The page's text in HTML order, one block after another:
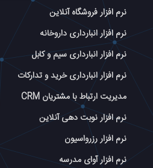
نرم افزار فروشگاه آنلاین
نرم افزار انبارداری داروخانه
نرم افزار انبارداری سیم و کابل
نرم افزار انبارداری خرید و تدارکات
مدیریت ارتباط با مشتریان CRM
نرم افزار نوبت دهی آنلاین
نرم افزار رزرواسیون
نرم افزار آوای مدرسه